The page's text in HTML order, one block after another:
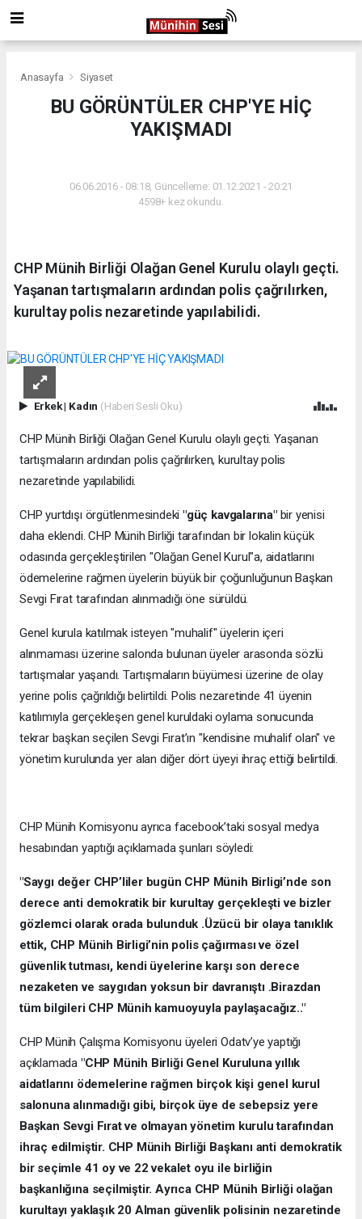
Anasayfa Siyaset
BU GÖRÜNTÜLER CHP'YE HİÇ
YAKIŞMADI
06.06.2016 - 08:18, Güncelleme: 01.12.2021 - 20:21
4598+ kez okundu.
CHP Münih Birliği Olağan Genel Kurulu olaylı geçti.
Yaşanan tartışmaların ardından polis çağrılırken,
kurultay polis nezaretinde yapılabilidi.
Erkek| Kadın (Haberi Sesli Oku)
CHP Münih Birliği Olağan Genel Kurulu olaylı geçti. Yaşanan
tartışmaların ardından polis çağrılırken, kurultay polis
nezaretinde yapılabilidi.
CHP yurtdışı örgütlenmesindeki"güç kavgalarına"bir yenisi
daha eklendi. CHP Münih Birliği tarafından bir lokalin küçük
odasında gerçekleştirilen "Olağan Genel Kurul"a, aidatlarını
ödemelerine rağmen üyelerin büyük bir çoğunluğunun Başkan
Sevgi Fırat tarafından alınmadığı öne sürüldü.
Genel kurula katılmak isteyen "muhalif" üyelerin içeri
alınmaması üzerine salonda bulunan üyeler arasonda sözlü
tartışmalar yaşandı. Tartışmaların büyümesi üzerine de olay
yerine polis çağrıldığı belirtildi. Polis nezaretinde 41 üyenin
katılımıyla gerçekleşen genel kuruldaki oylama sonucunda
tekrar başkan seçilen Sevgi Fırat’ın "kendisine muhalif olan" ve
yönetim kurulunda yer alan diğer dört üyeyi ihraç ettiği belirtildi.
CHP Münih Komisyonu ayrıca facebook’taki sosyal medya
hesabından yaptığı açıklamada şunları söyledi:
"Saygı değer CHP’liler bugün CHP Münih Birligi’nde son
derece anti demokratik bir kurultay gerçekleşti ve bizler
gözlemci olarak orada bulunduk .Üzücü bir olaya tanıklık
ettik, CHP Münih Birligi’nin polis çağırması ve özel
güvenlik tutması, kendi üyelerine karşı son derece
nezaketen ve saygıdan yoksun bir davranıştı .Birazdan
tüm bilgileri CHP Münih kamuoyuyla paylaşacağız.."
CHP Münih Çalışma Komisyonu üyeleri Odatv’ye yaptığı
açıklamada "CHP Münih Birliği Genel Kuruluna yıllık
aidatlarını ödemelerine rağmen birçok kişi genel kurul
salonuna alınmadığı gibi, birçok üye de sebepsiz yere
Başkan Sevgi Fırat ve olmayan yönetim kurulu tarafından
ihraç edilmiştir. CHP Münih Birliği Başkanı anti demokratik
bir seçimle 41 oy ve 22 vekalet oyu ile birliğin
başkanlığına seçilmiştir. Ayrıca CHP Münih Birliği olağan
kurultayı yaklaşık 20 Alman güvenlik polisinin nezaretinde